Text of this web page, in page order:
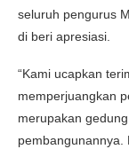
seluruh pengurus
di beri apresiasi.
“Kami ucapkan
memperjuangkan
merupakan
pembangunannya.